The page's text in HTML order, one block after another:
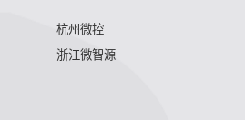
杭州微控
浙江微智源